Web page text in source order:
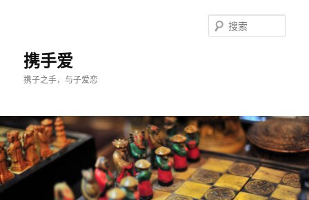
携手爱
携子之手，与子爱恋
索